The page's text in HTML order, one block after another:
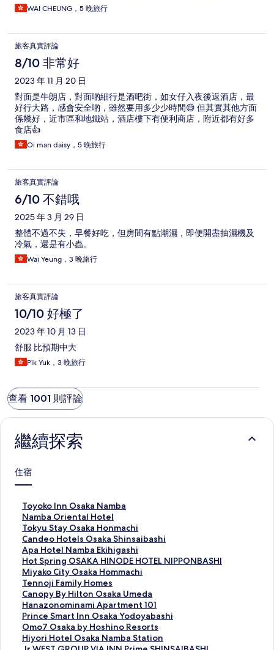
WAI CHEUNG，5 晚旅行
旅客真實評論
8/10 非常好
2023 年 11 月 20 日
對面是牛朗店，對面啲細行是酒吧街，如女仔入夜後返酒店，最
好行大路，感會安全啲，雖然要用多少少時間😅 但其實其他方面
係幾好，近市區和地鐵站，酒店樓下有便利商店，附近都有好多
食店👍
Oi man daisy，5 晚旅行
旅客真實評論
6/10 不錯哦
2025 年 3 月 29 日
整體不過不失，早餐好吃，但房間有點潮濕，即便開盡抽濕機及
冷氣，還是有小蟲。
Wai Yeung，3 晚旅行
旅客真實評論
10/10 好極了
2023 年 10 月 13 日
舒服 比預期中大
Pik Yuk，3 晚旅行
查看 1001 則評論
繼續探索
住宿
Toyoko Inn Osaka Namba
T
o
y
o
k
o
I
n
n
O
s
a
k
Namba Oriental Hotel
N
a
m
b
a
O
r
i
e
n
t
a
Tokyu Stay Osaka Honmachi
T
o
k
y
u
S
t
a
y
O
s
Candeo Hotels Osaka Shinsaibashi
C
a
n
d
e
o
H
o
t
e
Apa Hotel Namba Ekihigashi
A
p
a
H
o
t
e
l
N
Hot Spring OSAKA HINODE HOTEL NIPPONBASHI
H
o
t
S
p
r
i
n
Miyako City Osaka Hommachi
M
i
y
a
k
o
C
Tennoji Family Homes
T
e
n
n
o
j
Canopy By Hilton Osaka Umeda
C
a
n
o
p
Hanazonominami Apartment 101
H
a
n
a
Prince Smart Inn Osaka Yodoyabashi
P
r
i
Omo7 Osaka by Hoshino Resorts
O
m
Hiyori Hotel Osaka Namba Station
H